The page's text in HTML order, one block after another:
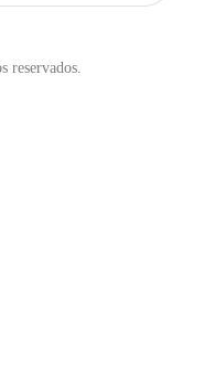
reservados.